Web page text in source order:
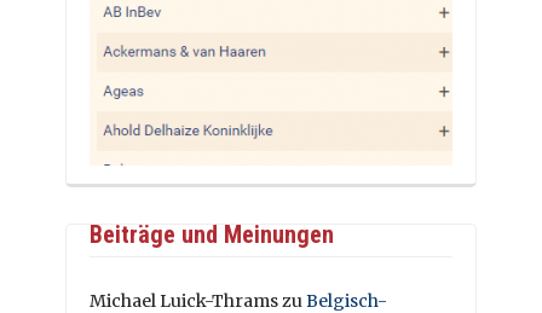
Beiträge und Meinungen
Michael Luick-Thrams zu Belgisch-